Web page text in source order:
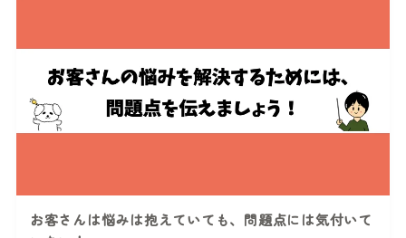
お客さんは悩みは抱えていても、問題点には気付いて